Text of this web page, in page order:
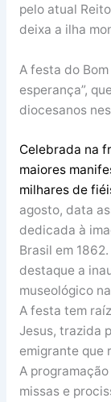
pelo atual
deixa a ilha
A festa do
esperança”,
diocesanos
Celebrada na
maiores
milhares de
agosto, data
dedicada à
Brasil em
destaque a
museológico
A festa tem
Jesus, trazida
emigrante que
A
missas e